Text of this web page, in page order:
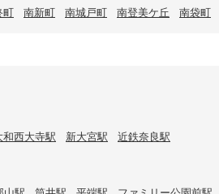
町 南新町 南城戸町 南登美ケ丘 南袋町
和西大寺駅 新大宮駅 近鉄奈良駅